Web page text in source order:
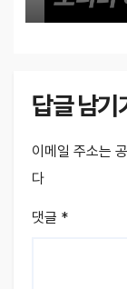
답글 남기
이메일 주소는
다
댓글 *